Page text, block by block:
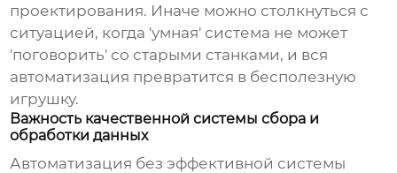
проектирования. Иначе можно столкнуться с
ситуацией, когда 'умная' система не может
'поговорить' со старыми станками, и вся
автоматизация превратится в бесполезную
игрушку.
Важность качественной системы сбора и
обработки данных
Автоматизация без эффективной системы